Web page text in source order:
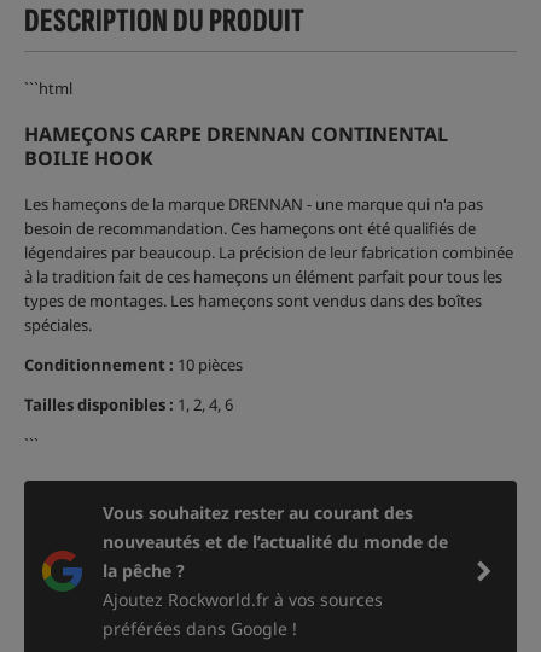
DESCRIPTION DU PRODUIT
```html
HAMEÇONS CARPE DRENNAN CONTINENTAL
BOILIE HOOK
Les hameçons de la marque DRENNAN - une marque qui n'a pas
besoin de recommandation. Ces hameçons ont été qualifiés de
légendaires par beaucoup. La précision de leur fabrication combinée
à la tradition fait de ces hameçons un élément parfait pour tous les
types de montages. Les hameçons sont vendus dans des boîtes
spéciales.
Conditionnement : 10 pièces
Tailles disponibles : 1, 2, 4, 6
```
Vous souhaitez rester au courant des
nouveautés et de l’actualité du monde de
la pêche ?
Ajoutez Rockworld.fr à vos sources
préférées dans Google !